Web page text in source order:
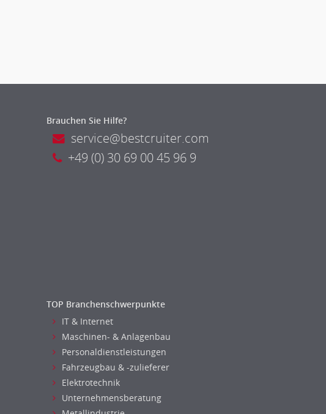
Brauchen Sie Hilfe?
service@bestcruiter.com
+49 (0) 30 69 00 45 96 9
TOP Branchenschwerpunkte
IT & Internet
Maschinen- & Anlagenbau
Personaldienstleistungen
Fahrzeugbau & -zulieferer
Elektrotechnik
Unternehmensberatung